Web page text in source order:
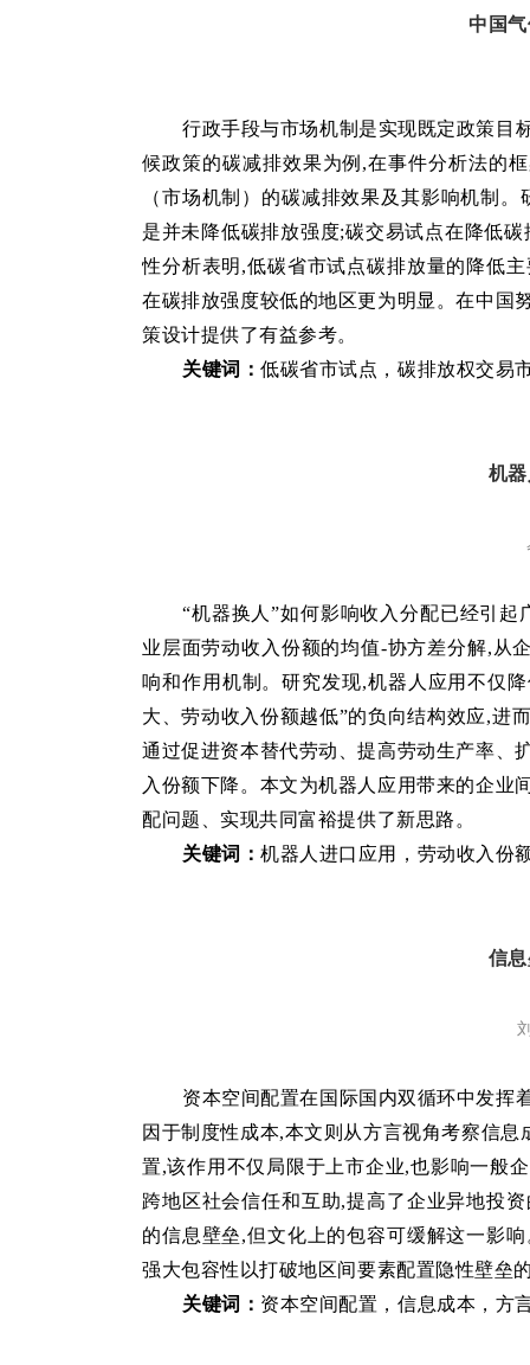
中国
行政手段与市场机制是实现既定政策目
候政策的碳减排效果为例,在事件分析法的
（市场机制）的碳减排效果及其影响机制
是并未降低碳排放强度;碳交易试点在降低
性分析表明,低碳省市试点碳排放量的降低
在碳排放强度较低的地区更为明显。在中国
策设计提供了有益参考。
关键词：低碳省市试点 ， 碳排放权交易
机
“机器换人”如何影响收入分配已经引
业层面劳动收入份额的均值-协方差分解,从
响和作用机制。研究发现,机器人应用不仅
大、劳动收入份额越低”的负向结构效应,进
通过促进资本替代劳动、提高劳动生产率、
入份额下降。本文为机器人应用带来的企业
配问题、实现共同富裕提供了新思路。
关键词：机器人进口应用 ， 劳动收入份
信
资本空间配置在国际国内双循环中发挥
因于制度性成本,本文则从方言视角考察信
置,该作用不仅局限于上市企业,也影响一般
跨地区社会信任和互助,提高了企业异地投
的信息壁垒,但文化上的包容可缓解这一影
强大包容性以打破地区间要素配置隐性壁垒
关键词： 资本空间配置 ， 信息成本 ， 方